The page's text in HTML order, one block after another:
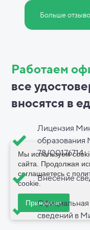
Больше
Работаем
все
вносятся в
Лицензия
78/00176714
Внесение
сведений в
Мы используем
сайта. Продолжая
соглашаетесь с
cookie.
Принимаю